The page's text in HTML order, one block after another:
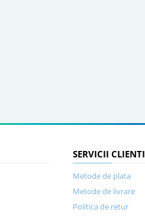
SERVICII CLIENTI
Metode de plata
Metode de livrare
Politica de retur